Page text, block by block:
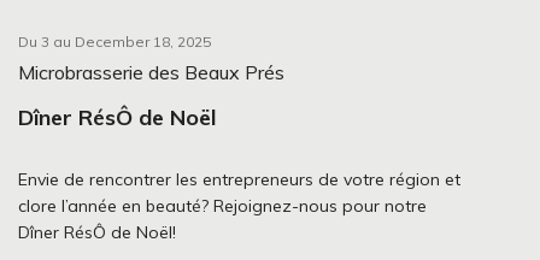
Du 3 au December 18, 2025
Microbrasserie des Beaux Prés
Dîner RésÔ de Noël
Envie de rencontrer les entrepreneurs de votre région et
clore l’année en beauté? Rejoignez-nous pour notre
Dîner RésÔ de Noël!